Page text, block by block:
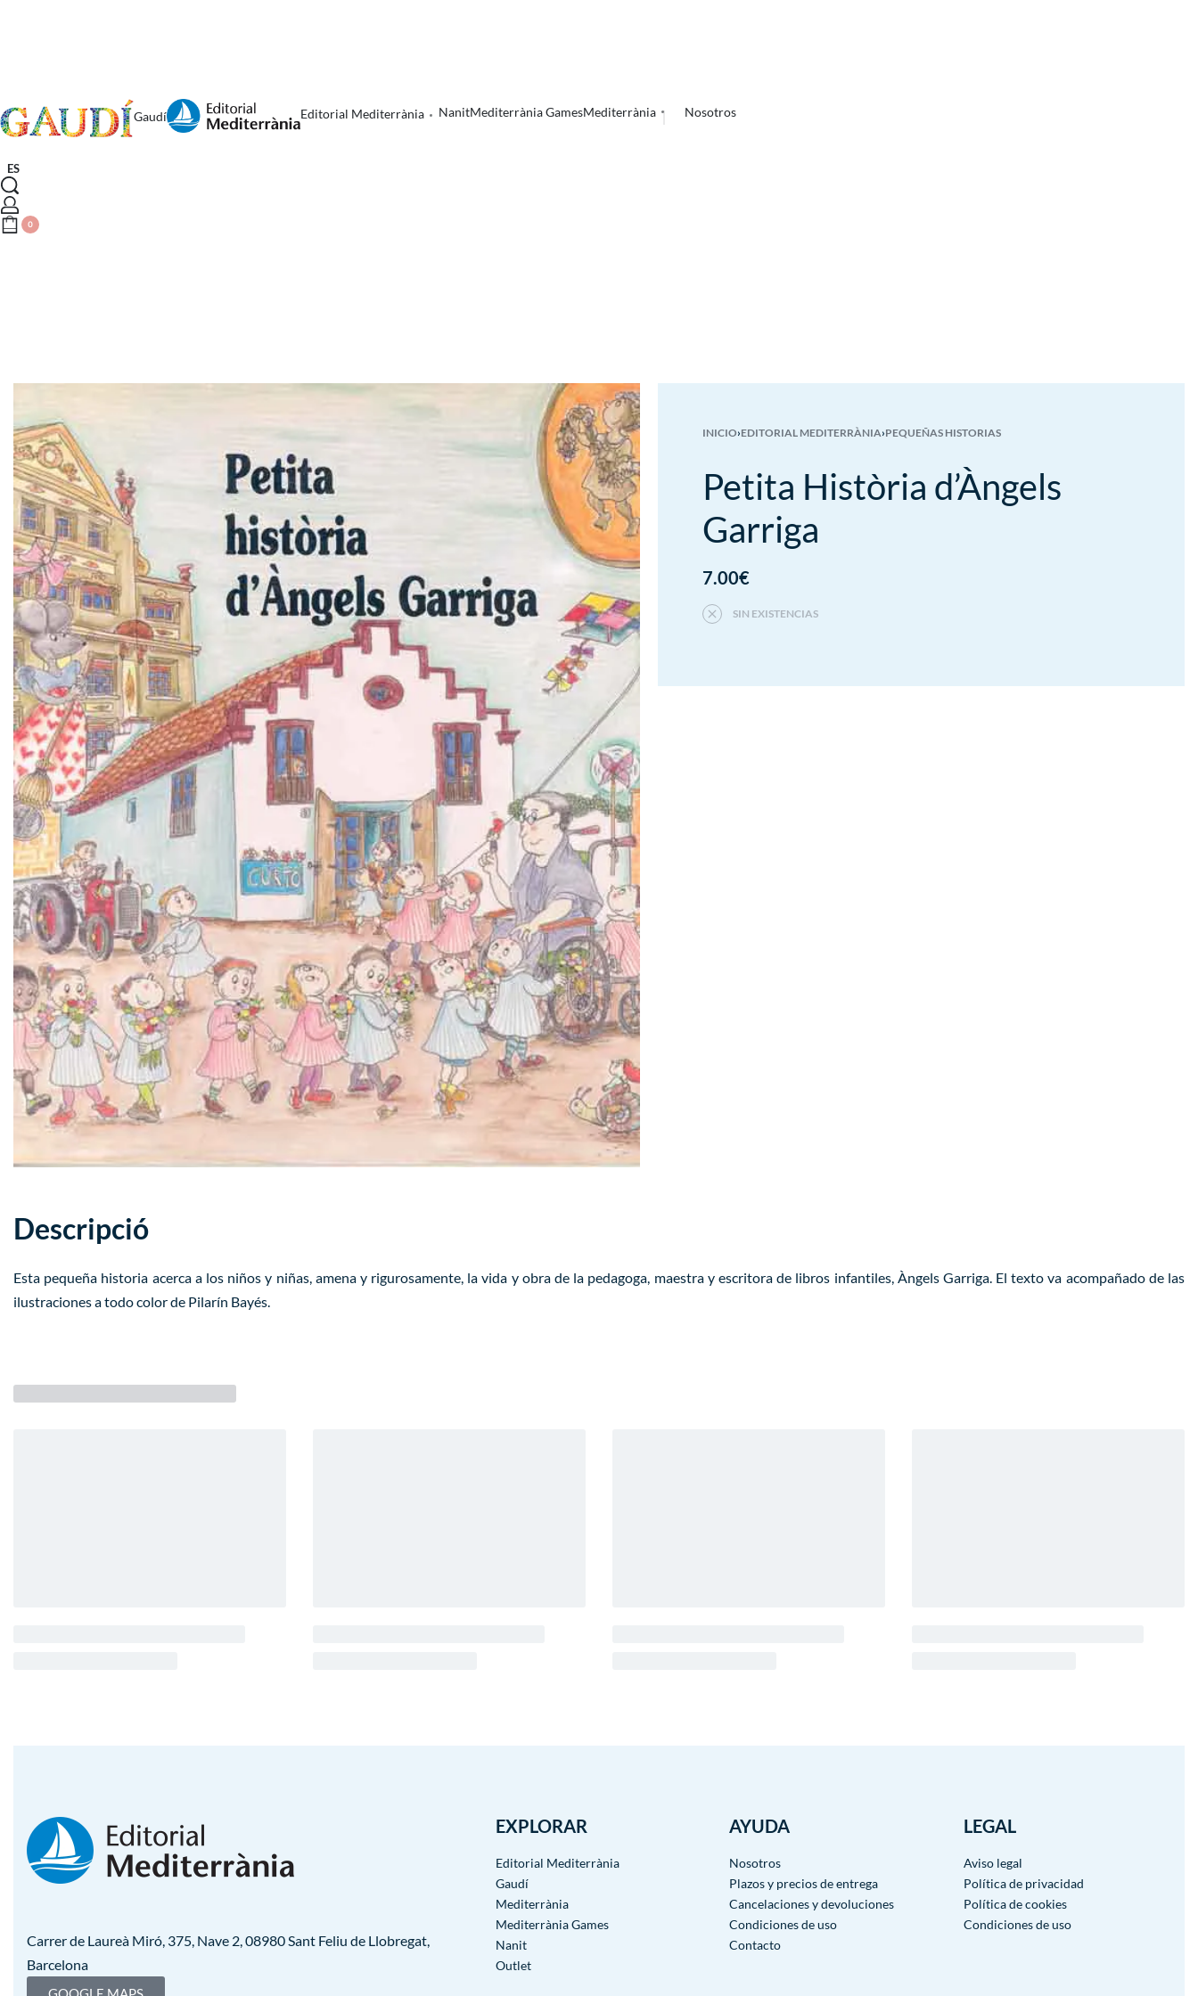
Gaudí Editorial Mediterrània NanitMediterrània GamesMediterrània Nosotros
ES
0
INICIO›EDITORIAL MEDITERRÀNIA›PEQUEÑAS HISTORIAS
Petita Història d’Àngels
Garriga
7.00€
SIN EXISTENCIAS
Descripció
Esta pequeña historia acerca a los niños y niñas, amena y rigurosamente, la vida y obra de la pedagoga, maestra y escritora de libros infantiles, Àngels Garriga. El texto va acompañado de las
ilustraciones a todo color de Pilarín Bayés.
Carrer de Laureà Miró, 375, Nave 2, 08980 Sant Feliu de Llobregat,
Barcelona
EXPLORAR
Editorial Mediterrània
Gaudí
Mediterrània
Mediterrània Games
Nanit
Outlet
AYUDA
Nosotros
Plazos y precios de entrega
Cancelaciones y devoluciones
Condiciones de uso
Contacto
LEGAL
Aviso legal
Política de privacidad
Política de cookies
Condiciones de uso